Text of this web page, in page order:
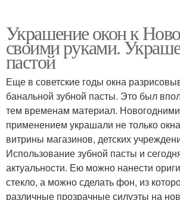
Украшение окон к
своими руками.
пастой
Еще в советские годы окна
банальной зубной пасты. Это был
тем временам материал.
применением украшали не только
витрины магазинов, детских
Использование зубной пасты и
актуальности. Ею можно нанести
стекло, а можно сделать фон, из
различные прозрачные силуэты на